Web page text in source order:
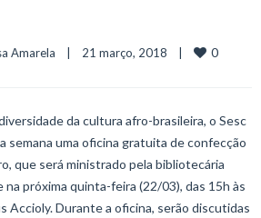
Amarela
    |    21 março, 2018    |
0
da cultura afro-brasileira, o Sesc
semana uma oficina gratuita de confecção
que será ministrado pela bibliotecária
na próxima quinta-feira (22/03), das 15h às
Accioly. Durante a oficina, serão discutidas